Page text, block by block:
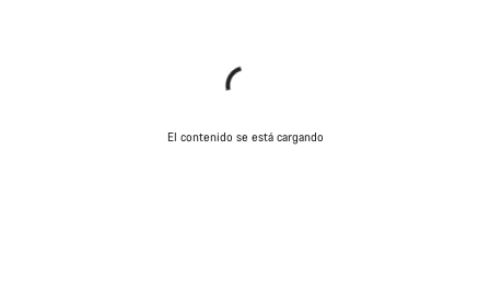
El contenido se está cargando